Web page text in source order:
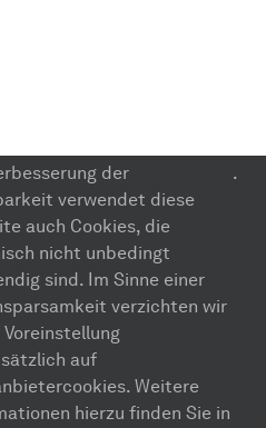
der
verwendet diese
auch Cookies, die
nicht unbedingt
sind. Im Sinne einer
verzichten wir
Voreinstellung
auf
Weitere
hierzu finden Sie in
.